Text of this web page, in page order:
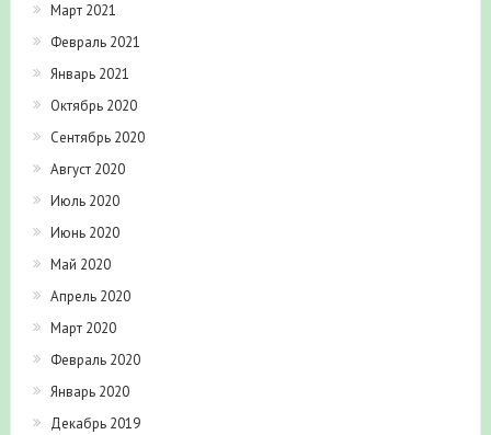
Март 2021
Февраль 2021
Январь 2021
Октябрь 2020
Сентябрь 2020
Август 2020
Июль 2020
Июнь 2020
Май 2020
Апрель 2020
Март 2020
Февраль 2020
Январь 2020
Декабрь 2019